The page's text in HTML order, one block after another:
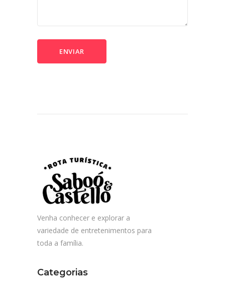
Venha conhecer e explorar a
variedade de entretenimentos para
toda a família.
Categorias